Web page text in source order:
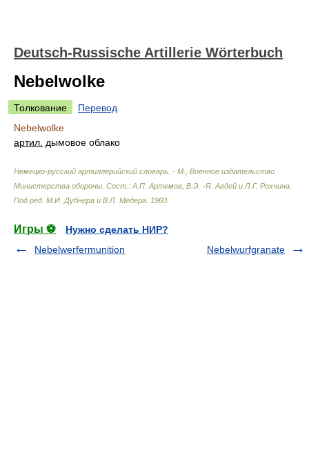
Deutsch-Russische Artillerie Wörterbuch
Nebelwolke
Толкование
Перевод
Nebelwolke
артил. дымовое облако
Немецко-русский артиллерийский словарь. - М., Военное издательство
Министерства обороны Сост.: А.П. Артемов, В.Э. -Я. Авдей и Л.Г. Рохчина.
Под ред. М.И. Дубнера и В.Л. Медера 1960
Игры ⚽
Нужно сделать НИР?
Nebelwerfermunition
Nebelwurfgranate